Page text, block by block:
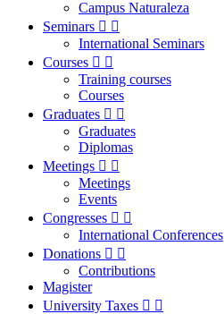
Campus Naturaleza
Seminars  
International Seminars
Courses  
Training courses
Courses
Graduates  
Graduates
Diplomas
Meetings  
Meetings
Events
Congresses  
International Conferences
Donations  
Contributions
Magister
University Taxes  